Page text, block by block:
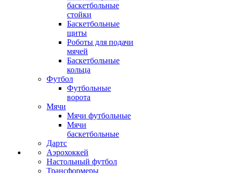
баскетбольные
стойки
Баскетбольные
щиты
Роботы для подачи
мячей
Баскетбольные
кольца
Футбол
Футбольные
ворота
Мячи
Мячи футбольные
Мячи
баскетбольные
Дартс
Аэрохоккей
Настольный футбол
Трансформеры